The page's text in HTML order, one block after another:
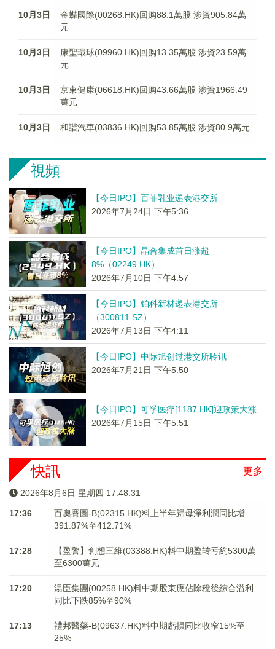
10月3日
金蝶國際(00268.HK)回购88.1萬股 涉資905.84萬
元
10月3日
康聖環球(09960.HK)回购13.35萬股 涉資23.59萬
元
10月3日
京東健康(06618.HK)回购43.66萬股 涉資1966.49
萬元
10月3日 和諧汽車(03836.HK)回购53.85萬股 涉資80.9萬元
視頻
【今日IPO】百菲乳业递表港交所
2026年7月24日 下午5:36
【今日IPO】晶合集成首日涨超
8%（02249.HK）
2026年7月10日 下午4:57
【今日IPO】铂科新材递表港交所
（300811.SZ）
2026年7月13日 下午4:11
【今日IPO】中际旭创过港交所聆讯
2026年7月21日 下午5:50
【今日IPO】可孚医疗[1187.HK]迎政策大涨
2026年7月15日 下午5:51
更多
快訊
2026年8月6日 星期四 17:48:31
17:36
百奧賽圖-B(02315.HK)料上半年歸母淨利潤同比增
391.87%至412.71%
17:28
【盈警】創想三維(03388.HK)料中期盈转亏約5300萬
至6300萬元
17:20
湯臣集團(00258.HK)料中期股東應佔除稅後綜合溢利
同比下跌85%至90%
17:13
禮邦醫藥-B(09637.HK)料中期虧損同比收窄15%至
25%